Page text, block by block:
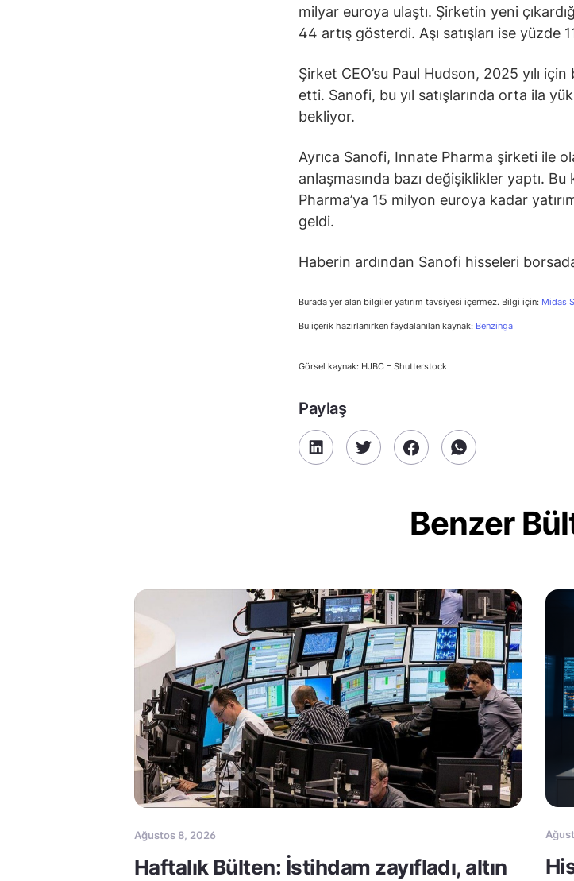
milyar euroya ulaştı. Şirketin yeni
44 artış gösterdi. Aşı satışları ise yüzde
Şirket CEO’su Paul Hudson, 2025 yılı
etti. Sanofi, bu yıl satışlarında orta ila
bekliyor.
Ayrıca Sanofi, Innate Pharma şirketi ile
anlaşmasında bazı değişiklikler yaptı.
Pharma’ya 15 milyon euroya kadar
geldi.
Haberin ardından Sanofi hisseleri
Burada yer alan bilgiler yatırım tavsiyesi içermez. Bilgi için: Midas
Bu içerik hazırlanırken faydalanılan kaynak: Benzinga
Görsel kaynak: HJBC – Shutterstock
Paylaş
Benzer
Ağustos 8, 2026
Haftalık Bülten: İstihdam zayıfladı, altın